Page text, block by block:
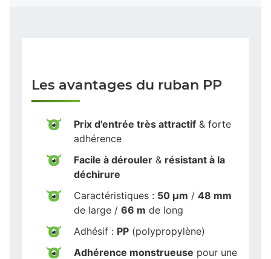
Les avantages du ruban PP
Prix d'entrée très attractif & forte
adhérence
Facile à dérouler & résistant à la
déchirure
Caractéristiques : 50 µm / 48 mm
de large / 66 m de long
Adhésif : PP (polypropylène)
Adhérence monstrueuse pour une